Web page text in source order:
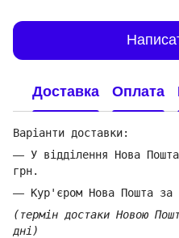
Доставка Оплата
Варіанти доставки:
— У відділення Нова
грн.
— Кур'єром Нова Пошта за
(термін достаки Новою
дні)